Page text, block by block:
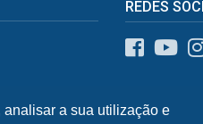
a sua utilização e
REDES